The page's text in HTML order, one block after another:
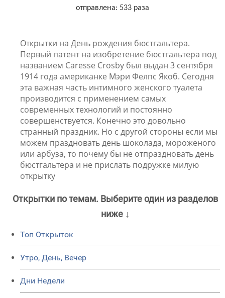
отправлена: 533 раза
Открытки на День рождения бюстгальтера.
Первый патент на изобретение бюстгальтера под
названием Caresse Crosby был выдан 3 сентября
1914 года американке Мэри Фелпс Якоб. Сегодня
эта важная часть интимного женского туалета
производится с применением самых
современных технологий и постоянно
совершенствуется. Конечно это довольно
странный праздник. Но с другой стороны если мы
можем праздновать день шоколада, мороженого
или арбуза, то почему бы не отпраздновать день
бюстгальтера и не прислать подружке милую
открытку
Открытки по темам. Выберите один из разделов
ниже ↓
Топ Открыток
Утро, День, Вечер
Дни Недели